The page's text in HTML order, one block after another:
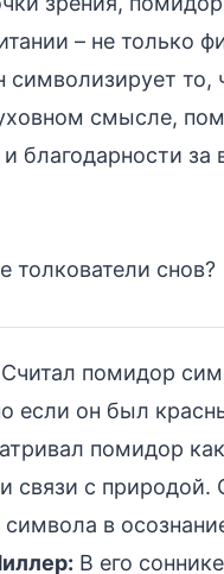
– не только
символизирует то,
смысле,
благодарности за
толкователи снов?
Считал помидор
если он был
помидор
связи с природой.
символа в
В его